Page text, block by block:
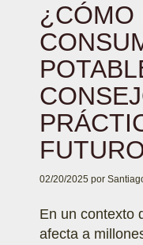
¿CÓMO
02/20/2025 por
En un contexto
afecta a